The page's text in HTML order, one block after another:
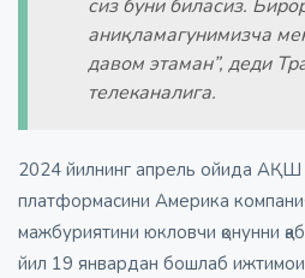
сиз буни биласиз.
аниқламагунимизча
давом этаман”, деди
телеканалига.
2024 йилнинг апрель ойида
платформасини Америка
мажбуриятини юкловчи қонунни
йил 19 январдан бошлаб ижтимоий